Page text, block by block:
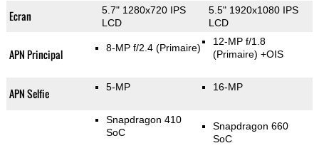
Ecran
5.7" 1280x720 IPS
LCD
5.5" 1920x1080 IPS
LCD
APN Principal 8-MP f/2.4 (Primaire)
12-MP f/1.8
(Primaire) +OIS
APN Selfie 5-MP 16-MP
Snapdragon 410
SoC
Snapdragon 660
SoC